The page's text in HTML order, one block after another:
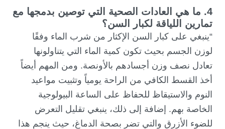
4. ما هي العادات الصحية التي توصين بدمجها مع
تمارين اللياقة لكبار السن؟
“ينبغي على كبار السن الإكثار من شرب الماء وفقًا
لوزن الجسم بحيث تكون كمية الماء التي يتناولونها
تعادل نصف وزن أجسادهم بالأونصة. ومن المهم أيضاً
أخذ القسط الكافي من الراحة يومياً وتثبيت مواعيد
النوم والاستيقاظ للحفاظ على الساعة البيولوجية
الخاصة بهم. إضافة إلى ذلك، ينبغي تقليل التعرض
للضوء الأزرق والتي تضر بصحة الدماغ، حيث ينجم هذا